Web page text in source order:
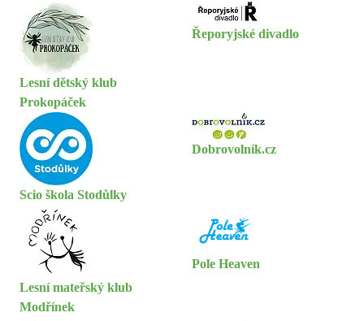
Lesní dětský klub
Prokopáček
Řeporyjské divadlo
Scio škola Stodůlky
Dobrovolník.cz
Lesní mateřský klub
Modřínek
Pole Heaven